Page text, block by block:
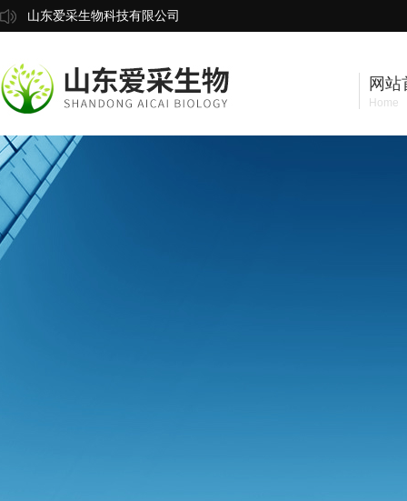
山东爱采生物科技有限公司
网站
Home